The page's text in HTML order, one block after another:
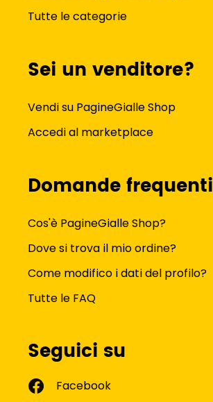
Tutte le categorie
Sei un venditore?
Vendi su PagineGialle Shop
Accedi al marketplace
Domande frequenti
Cos'è PagineGialle Shop?
Dove si trova il mio ordine?
Come modifico i dati del profilo?
Tutte le FAQ
Seguici su